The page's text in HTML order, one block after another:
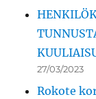
27/03/2023
Rokote